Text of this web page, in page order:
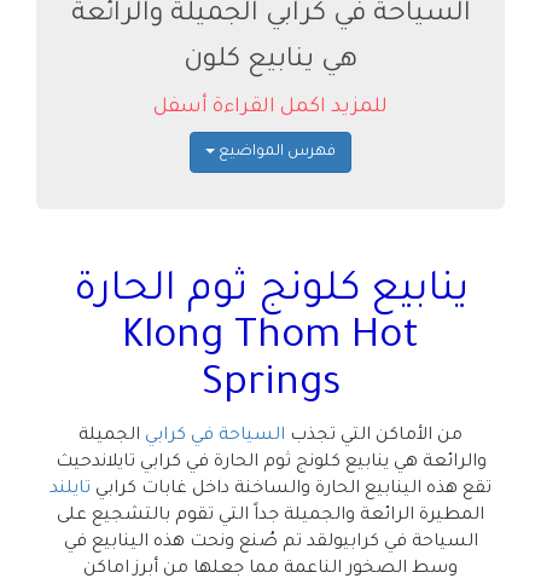
السياحة في كرابي الجميلة والرائعة
هي ينابيع كلون
للمزيد اكمل القراءة أسفل
فهرس المواضيع
ينابيع كلونج ثوم الحارة
Klong Thom Hot
Springs
من الأماكن التي تجذب السياحة في كرابي الجميلة
والرائعة هي ينابيع كلونج ثوم الحارة في كرابي تايلاندحيث
تقع هذه الينابيع الحارة والساخنة داخل غابات كرابي تايلند
المطيرة الرائعة والجميلة جداً التي تقوم بالتشجيع على
السياحة في كرابيولقد تم صُنع ونحت هذه الينابيع في
وسط الصخور الناعمة مما جعلها من أبرز اماكن